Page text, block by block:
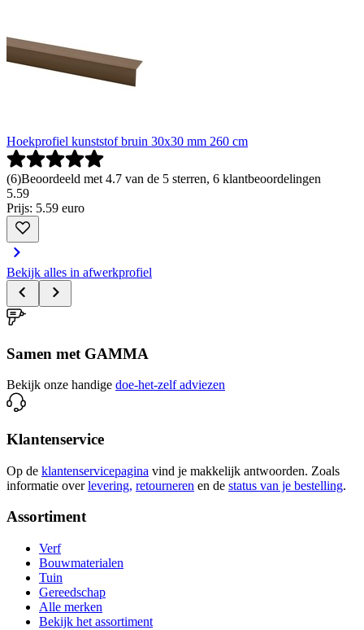
Hoekprofiel kunststof bruin 30x30 mm 260 cm
(6)Beoordeeld met 4.7 van de 5 sterren, 6 klantbeoordelingen
5.59
Prijs: 5.59 euro
Bekijk alles in afwerkprofiel
Samen met GAMMA
Bekijk onze handige doe-het-zelf adviezen
Klantenservice
Op de klantenservicepagina vind je makkelijk antwoorden. Zoals
informatie over levering, retourneren en de status van je bestelling.
Assortiment
Verf
Bouwmaterialen
Tuin
Gereedschap
Alle merken
Bekijk het assortiment